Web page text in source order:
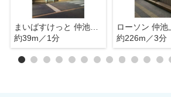
まいばすけっと 仲池上店
約39m／1分
約226m／3分